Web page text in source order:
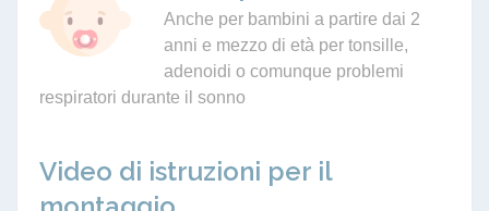
Anche per bambini a partire dai 2
anni e mezzo di età per tonsille,
adenoidi o comunque problemi
respiratori durante il sonno
Video di istruzioni per il